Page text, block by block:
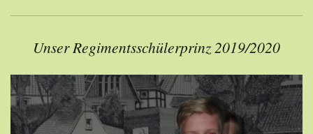
Unser Regimentsschülerprinz 2019/2020